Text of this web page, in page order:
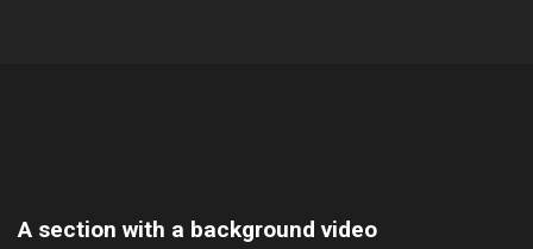
A section with a background video